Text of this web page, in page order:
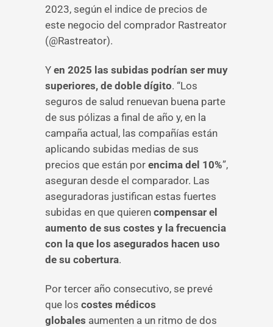
2023, según el indice de precios de
este negocio del comprador Rastreator
(@Rastreator).
Y en 2025 las subidas podrían ser muy
superiores, de doble dígito. “Los
seguros de salud renuevan buena parte
de sus pólizas a final de año y, en la
campaña actual, las compañías están
aplicando subidas medias de sus
precios que están por encima del 10%”,
aseguran desde el comparador. Las
aseguradoras justifican estas fuertes
subidas en que quieren compensar el
aumento de sus costes y la frecuencia
con la que los asegurados hacen uso
de su cobertura.
Por tercer año consecutivo, se prevé
que los costes médicos
globales aumenten a un ritmo de dos